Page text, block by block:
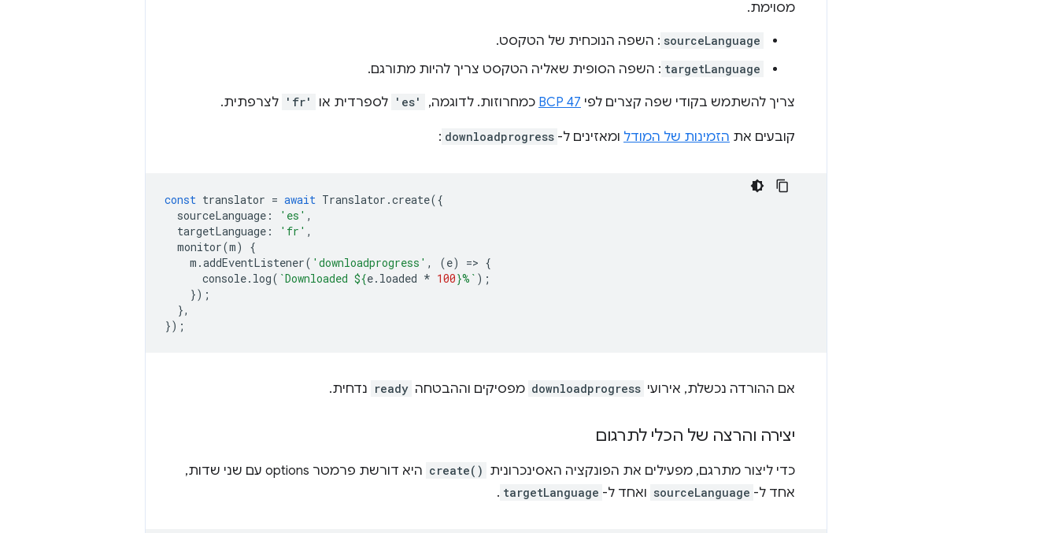
מסוימת.
sourceLanguage : השפה הנוכחית של הטקסט.
targetLanguage : השפה הסופית שאליה הטקסט צריך להיות מתורגם.
צריך להשתמש בקודי שפה קצרים לפי BCP 47 כמחרוזות. לדוגמה, 'es' לספרדית או 'fr' לצרפתית.
קובעים את הזמינות של המודל ומאזינים ל- downloadprogress
:
const translator = await Translator .create({
sourceLanguage : 'es' ,
targetLanguage : 'fr' ,
monitor(m)
{
m .addEventListener( 'downloadprogress' , (e) => {
console. log( `Downloaded ${e. loaded * 100}%` );
});
},
});
אם ההורדה נכשלת, אירועי downloadprogress מפסיקים וההבטחה ready נדחית.
יצירה והרצה של הכלי לתרגום
כדי ליצור מתרגם, מפעילים את הפונקציה האסינכרונית create()
היא דורשת פרמטר options עם שני שדות,
אחד ל- sourceLanguage ואחד ל- targetLanguage
.